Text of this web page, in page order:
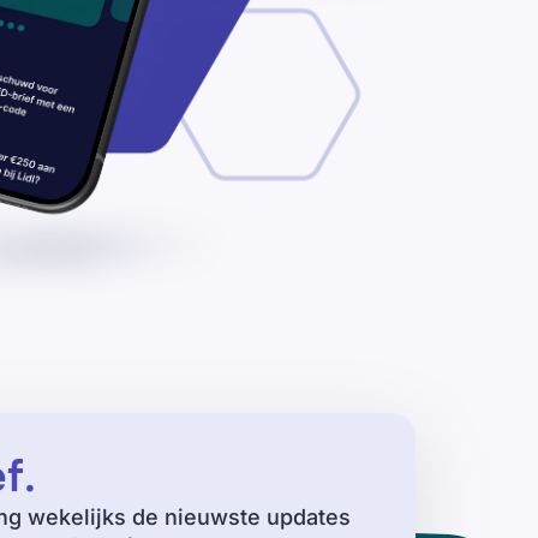
.
wekelijks de nieuwste updates